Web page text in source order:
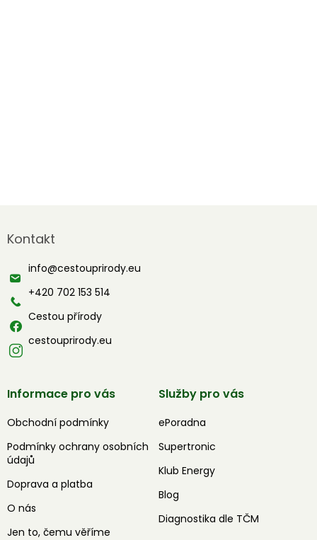
p
t
Kontakt
info@cestouprirody.eu
+420 702 153 514
Cestou přírody
cestouprirody.eu
Informace pro vás
Obchodní podmínky
Podmínky ochrany osobních
údajů
Doprava a platba
O nás
Jen to, čemu věříme
Služby pro vás
ePoradna
Supertronic
Klub Energy
Blog
Diagnostika dle TČM